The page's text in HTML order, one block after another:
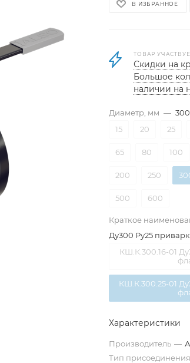
В ИЗБРАННОЕ
ТОВАР
Скидки на
Большое
наличии на
Диаметр, мм — 300
15
20 25
65 80 100
200 250
500 600
Краткое
Ду300 Ру25
КШ.К.300.16-01
КШ.К.300.25-01
Характеристики
Производитель —
Тип присоединения